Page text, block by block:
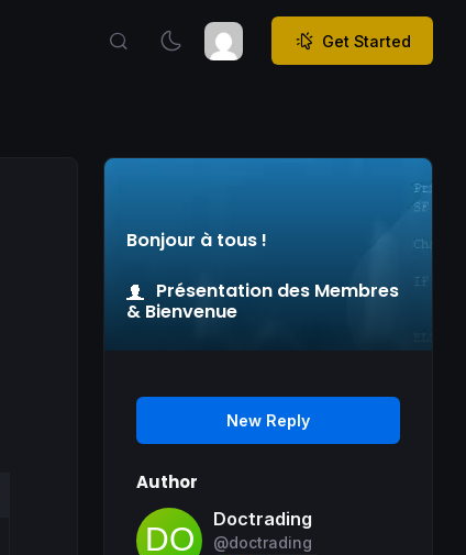
Get Started
Bonjour à tous !
Présentation des Membres
& Bienvenue
New Reply
Author
Doctrading
@doctrading